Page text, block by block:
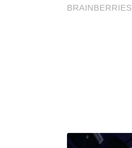
BRAINBERRIES